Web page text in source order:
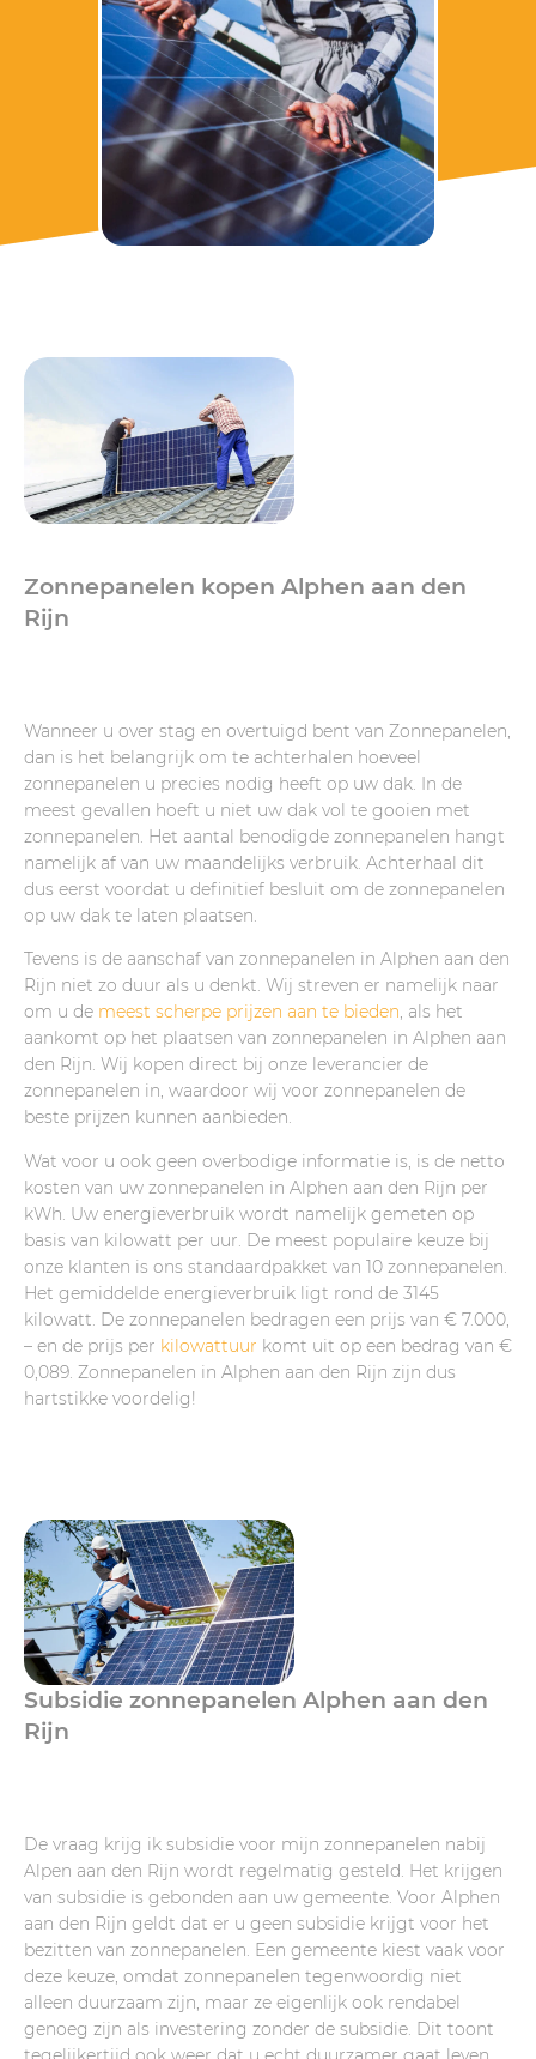
Zonnepanelen kopen Alphen aan den
Rijn
Wanneer u over stag en overtuigd bent van Zonnepanelen,
dan is het belangrijk om te achterhalen hoeveel
zonnepanelen u precies nodig heeft op uw dak. In de
meest gevallen hoeft u niet uw dak vol te gooien met
zonnepanelen. Het aantal benodigde zonnepanelen hangt
namelijk af van uw maandelijks verbruik. Achterhaal dit
dus eerst voordat u definitief besluit om de zonnepanelen
op uw dak te laten plaatsen.
Tevens is de aanschaf van zonnepanelen in Alphen aan den
Rijn niet zo duur als u denkt. Wij streven er namelijk naar
om u de meest scherpe prijzen aan te bieden, als het
aankomt op het plaatsen van zonnepanelen in Alphen aan
den Rijn. Wij kopen direct bij onze leverancier de
zonnepanelen in, waardoor wij voor zonnepanelen de
beste prijzen kunnen aanbieden.
Wat voor u ook geen overbodige informatie is, is de netto
kosten van uw zonnepanelen in Alphen aan den Rijn per
kWh. Uw energieverbruik wordt namelijk gemeten op
basis van kilowatt per uur. De meest populaire keuze bij
onze klanten is ons standaardpakket van 10 zonnepanelen.
Het gemiddelde energieverbruik ligt rond de 3145
kilowatt. De zonnepanelen bedragen een prijs van € 7.000,
– en de prijs per kilowattuur komt uit op een bedrag van €
0,089. Zonnepanelen in Alphen aan den Rijn zijn dus
hartstikke voordelig!
Subsidie zonnepanelen Alphen aan den
Rijn
De vraag krijg ik subsidie voor mijn zonnepanelen nabij
Alpen aan den Rijn wordt regelmatig gesteld. Het krijgen
van subsidie is gebonden aan uw gemeente. Voor Alphen
aan den Rijn geldt dat er u geen subsidie krijgt voor het
bezitten van zonnepanelen. Een gemeente kiest vaak voor
deze keuze, omdat zonnepanelen tegenwoordig niet
alleen duurzaam zijn, maar ze eigenlijk ook rendabel
genoeg zijn als investering zonder de subsidie. Dit toont